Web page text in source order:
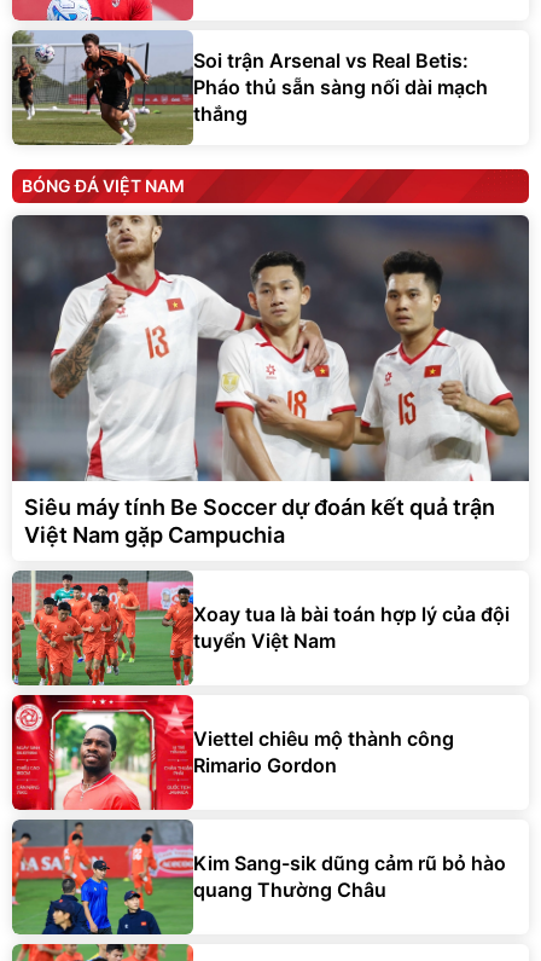
Soi trận Arsenal vs Real Betis:
Pháo thủ sẵn sàng nối dài mạch
thắng
BÓNG ĐÁ VIỆT NAM
Siêu máy tính Be Soccer dự đoán kết quả trận
Việt Nam gặp Campuchia
Xoay tua là bài toán hợp lý của đội
tuyển Việt Nam
Viettel chiêu mộ thành công
Rimario Gordon
Kim Sang-sik dũng cảm rũ bỏ hào
quang Thường Châu